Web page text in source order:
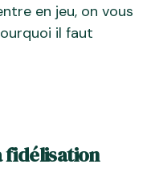
en jeu, on vous
il faut
fidélisation